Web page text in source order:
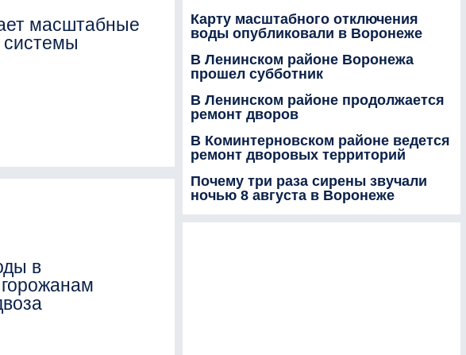
масштабные
в
Карту масштабного отключения
воды опубликовали в Воронеже
В Ленинском районе Воронежа
прошел субботник
В Ленинском районе продолжается
ремонт дворов
В Коминтерновском районе ведется
ремонт дворовых территорий
Почему три раза сирены звучали
ночью 8 августа в Воронеже